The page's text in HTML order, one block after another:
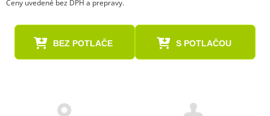
Ceny uvedené bez DPH a prepravy.
BEZ POTLAČE S POTLAČOU